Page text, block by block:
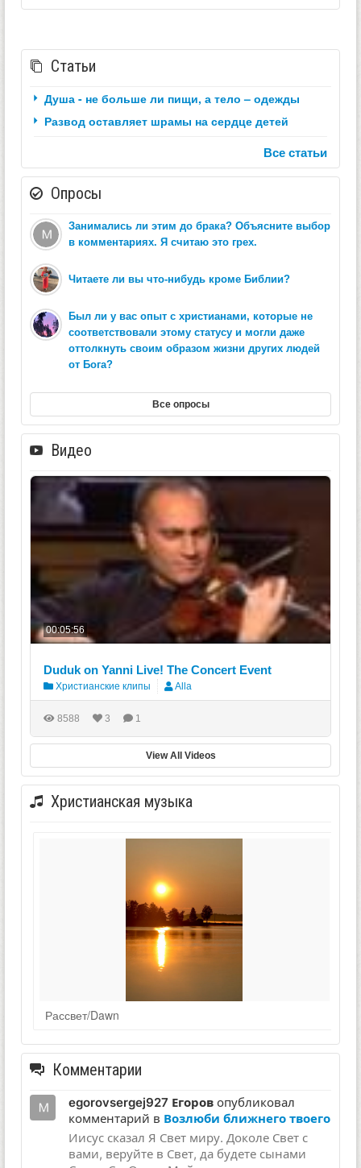
Статьи
Душа - не больше ли пищи, а тело – одежды
Развод оставляет шрамы на сердце детей
Все статьи
Опросы
Занимались ли этим до брака? Объясните выбор
в комментариях. Я считаю это грех.
Читаете ли вы что-нибудь кроме Библии?
Был ли у вас опыт с христианами, которые не
соответствовали этому статусу и могли даже
оттолкнуть своим образом жизни других людей
от Бога?
Все опросы
Видео
00:05:56
Duduk on Yanni Live! The Concert Event
Христианские клипы Alla
8588 3 1
View All Videos
Христианская музыка
Рассвет/Dawn
Комментарии
egorovsergej927 Егоров опубликовал
комментарий в Возлюби ближнего твоего
Иисус сказал Я Свет миру. Доколе Свет с
вами, веруйте в Свет, да будете сынами